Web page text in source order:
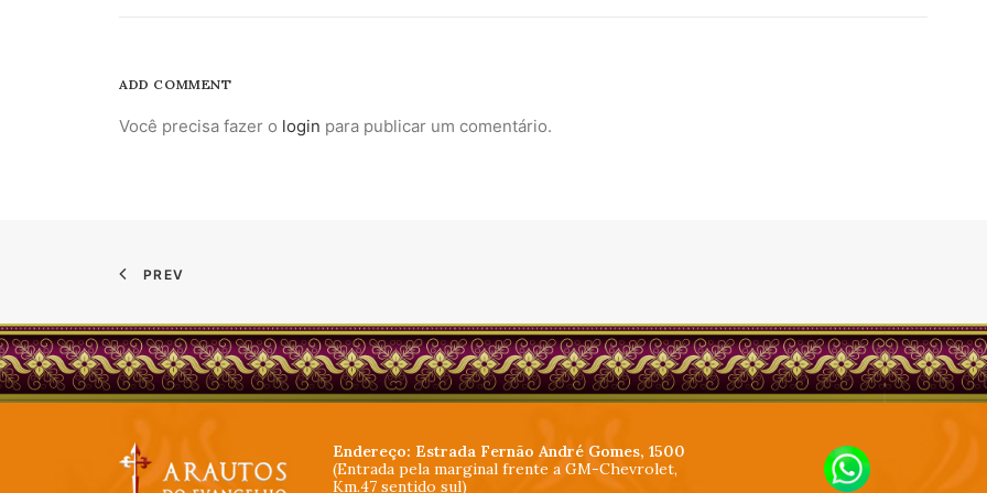
ADD COMMENT
Você precisa fazer o login para publicar um comentário.
PREV
Endereço: Estrada Fernão André Gomes, 1500
(Entrada pela marginal frente a GM-Chevrolet,
Km.47 sentido sul)